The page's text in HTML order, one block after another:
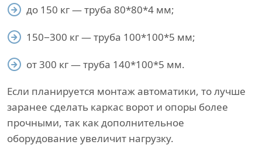
до 150 кг — труба 80*80*4 мм;
150−300 кг — труба 100*100*5 мм;
от 300 кг — труба 140*100*5 мм.
Если планируется монтаж автоматики, то лучше
заранее сделать каркас ворот и опоры более
прочными, так как дополнительное
оборудование увеличит нагрузку.